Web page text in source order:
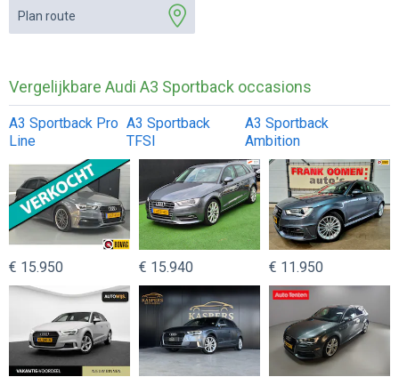
Plan route
Vergelijkbare Audi A3 Sportback occasions
A3 Sportback Pro
Line
A3 Sportback
TFSI
A3 Sportback
Ambition
€ 15.950 € 15.940 € 11.950